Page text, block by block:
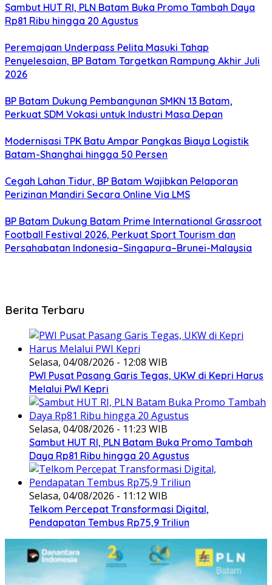
Sambut HUT RI, PLN Batam Buka Promo Tambah Daya
Rp81 Ribu hingga 20 Agustus
Peremajaan Underpass Pelita Masuki Tahap
Penyelesaian, BP Batam Targetkan Rampung Akhir Juli
2026
BP Batam Dukung Pembangunan SMKN 13 Batam,
Perkuat SDM Vokasi untuk Industri Masa Depan
Modernisasi TPK Batu Ampar Pangkas Biaya Logistik
Batam-Shanghai hingga 50 Persen
Cegah Lahan Tidur, BP Batam Wajibkan Pelaporan
Perizinan Mandiri Secara Online Via LMS
BP Batam Dukung Batam Prime International Grassroot
Football Festival 2026, Perkuat Sport Tourism dan
Persahabatan Indonesia–Singapura–Brunei-Malaysia
Berita Terbaru
Selasa, 04/08/2026 - 12:08 WIB
PWI Pusat Pasang Garis Tegas, UKW di Kepri Harus
Melalui PWI Kepri
Selasa, 04/08/2026 - 11:23 WIB
Sambut HUT RI, PLN Batam Buka Promo Tambah
Daya Rp81 Ribu hingga 20 Agustus
Selasa, 04/08/2026 - 11:12 WIB
Telkom Percepat Transformasi Digital,
Pendapatan Tembus Rp75,9 Triliun